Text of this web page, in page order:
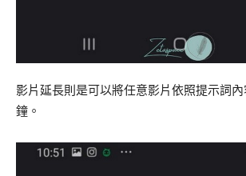
影片延長則是可以將任意影片依照提示詞
鐘。